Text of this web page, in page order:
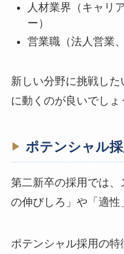
人材業界（キャリ
ー）
営業職（法人営業
新しい分野に挑戦し
に動くのが良いでしょ
ポテンシャル
第二新卒の採用では
の伸びしろ」や「適性
ポテンシャル採用の特